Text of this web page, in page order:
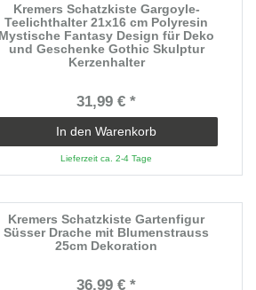
Kremers Schatzkiste Gargoyle-
Teelichthalter 21x16 cm Polyresin
Mystische Fantasy Design für Deko
und Geschenke Gothic Skulptur
Kerzenhalter
31,99 € *
In den Warenkorb
Lieferzeit ca. 2-4 Tage
Kremers Schatzkiste Gartenfigur
Süsser Drache mit Blumenstrauss
25cm Dekoration
36,99 € *